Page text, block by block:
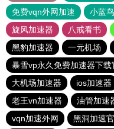
免费vqn外网加速
小蓝鸟
旋风加速器
八戒看书
黑豹加速器
一元机场
暴雪vp永久免费加速器下载
大机场加速器
ios加速器
老王vn加速器
油管加速
vqn加速外网
黑洞加速